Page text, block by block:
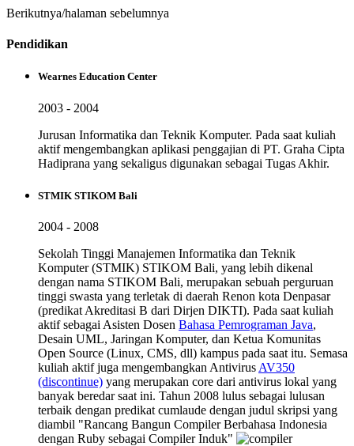
Berikutnya/halaman sebelumnya
Pendidikan
Wearnes Education Center
2003 - 2004
Jurusan Informatika dan Teknik Komputer. Pada saat kuliah
aktif mengembangkan aplikasi penggajian di PT. Graha Cipta
Hadiprana yang sekaligus digunakan sebagai Tugas Akhir.
STMIK STIKOM Bali
2004 - 2008
Sekolah Tinggi Manajemen Informatika dan Teknik
Komputer (STMIK) STIKOM Bali, yang lebih dikenal
dengan nama STIKOM Bali, merupakan sebuah perguruan
tinggi swasta yang terletak di daerah Renon kota Denpasar
(predikat Akreditasi B dari Dirjen DIKTI). Pada saat kuliah
aktif sebagai Asisten Dosen Bahasa Pemrograman Java,
Desain UML, Jaringan Komputer, dan Ketua Komunitas
Open Source (Linux, CMS, dll) kampus pada saat itu. Semasa
kuliah aktif juga mengembangkan Antivirus AV350
(discontinue) yang merupakan core dari antivirus lokal yang
banyak beredar saat ini. Tahun 2008 lulus sebagai lulusan
terbaik dengan predikat cumlaude dengan judul skripsi yang
diambil "Rancang Bangun Compiler Berbahasa Indonesia
dengan Ruby sebagai Compiler Induk"